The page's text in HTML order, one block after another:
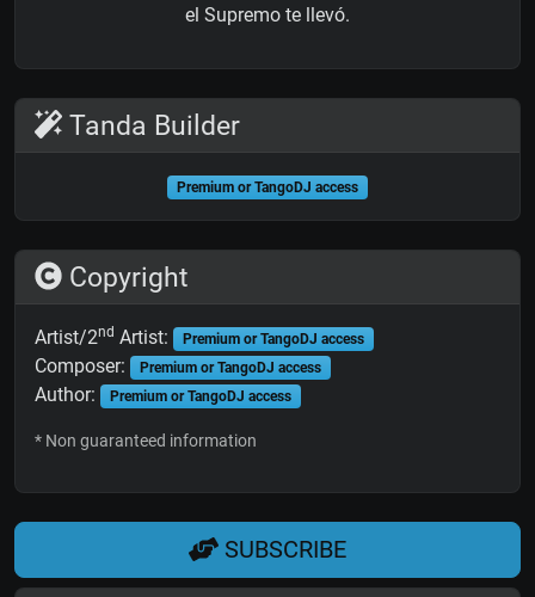
el Supremo te llevó.
Tanda Builder
Premium or TangoDJ access
Copyright
Artist/2nd Artist: Premium or TangoDJ access
Composer: Premium or TangoDJ access
Author: Premium or TangoDJ access
* Non guaranteed information
SUBSCRIBE